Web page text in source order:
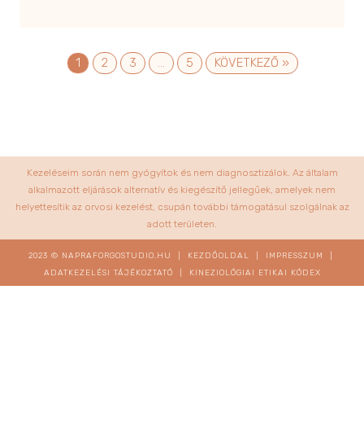
1 2 3 … 5 KÖVETKEZŐ »
Kezeléseim során nem gyógyítok és nem diagnosztizálok. Az általam
alkalmazott eljárások alternatív és kiegészítő jellegűek, amelyek nem
helyettesítik az orvosi kezelést, csupán további támogatásul szolgálnak az
adott területen.
2023 © NAPRAFORGOSTUDIO.HU | KEZDŐOLDAL IMPRESSZUM
ADATKEZELÉSI TÁJÉKOZTATÓ
KINEZIOLÓGIAI ETIKAI KÓDEX